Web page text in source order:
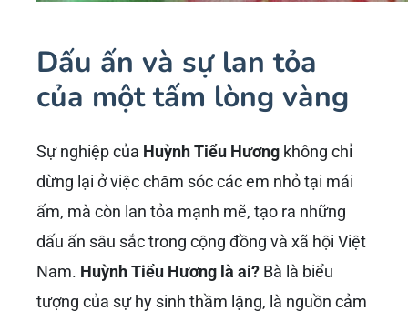
Dấu ấn và sự lan tỏa
của một tấm lòng vàng
Sự nghiệp của Huỳnh Tiểu Hương không chỉ
dừng lại ở việc chăm sóc các em nhỏ tại mái
ấm, mà còn lan tỏa mạnh mẽ, tạo ra những
dấu ấn sâu sắc trong cộng đồng và xã hội Việt
Nam. Huỳnh Tiểu Hương là ai? Bà là biểu
tượng của sự hy sinh thầm lặng, là nguồn cảm